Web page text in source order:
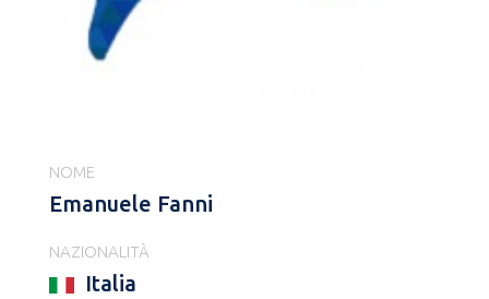
NOME
Emanuele Fanni
NAZIONALITÀ
Italia